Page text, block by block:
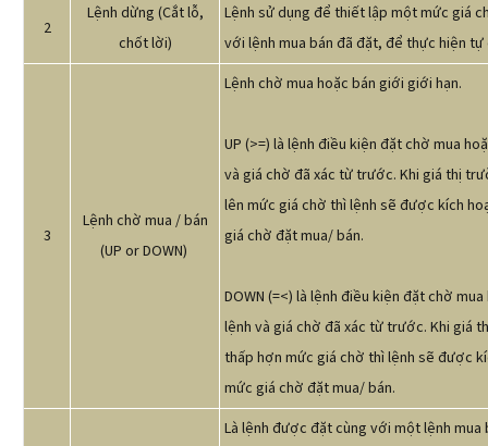
2
Lệnh dừng (Cắt lỗ,
chốt lời)
Lệnh sử dụng để thiết lập một mức giá
với lệnh mua bán đã đặt, để thực hiện
3
Lệnh chờ mua / bán
(UP or DOWN)
Lệnh chờ mua hoặc bán giới giới hạn.
UP (>=) là lệnh điều kiện đặt chờ mua
và giá chờ đã xác từ trước. Khi giá thị
lên mức giá chờ thì lệnh sẽ được kích
giá chờ đặt mua/ bán.
DOWN (=<) là lệnh điều kiện đặt chờ
lệnh và giá chờ đã xác từ trước. Khi giá
thấp hợn mức giá chờ thì lệnh sẽ được
mức giá chờ đặt mua/ bán.
Là lệnh được đặt cùng với một lệnh mua